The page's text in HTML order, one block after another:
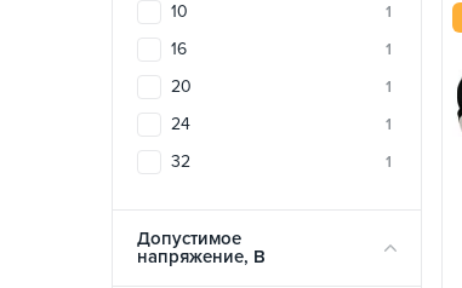
10 1
16 1
20 1
24 1
32 1
Допустимое
напряжение, В